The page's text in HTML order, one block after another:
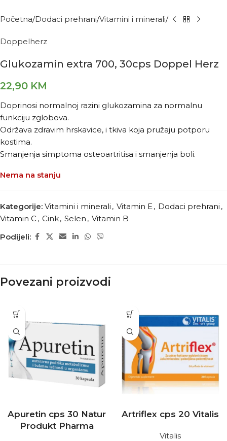
Početna Dodaci prehrani Vitamini i minerali
Doppelherz
Glukozamin extra 700, 30cps Doppel Herz
22,90 KM
Doprinosi normalnoj razini glukozamina za normalnu
funkciju zglobova.
Održava zdravim hrskavice, i tkiva koja pružaju potporu
kostima.
Smanjenja simptoma osteoartritisa i smanjenja boli.
Nema na stanju
Kategorije: Vitamini i minerali , Vitamin E, Dodaci prehrani ,
Vitamin C , Cink, Selen , Vitamin B
Podijeli:
Povezani proizvodi
Apuretin cps 30 Natur
Produkt Pharma
Artriflex cps 20 Vitalis
Vitalis